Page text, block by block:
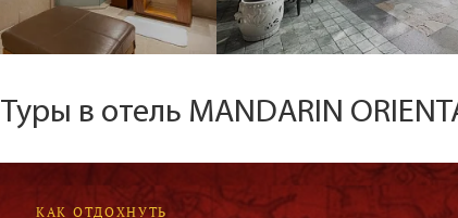
Туры в отель MANDARIN
КАК ОТДОХНУТЬ